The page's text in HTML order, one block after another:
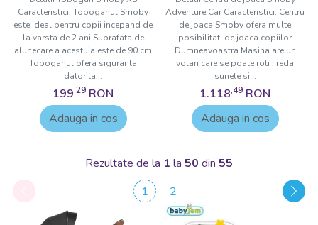
Caracteristici: Toboganul Smoby
este ideal pentru copii incepand de
la varsta de 2 ani Suprafata de
alunecare a acestuia este de 90 cm
Toboganul ofera siguranta
datorita...
199,29 RON
Adauga in cos
Adventure Car Caracteristici: Centru
de joaca Smoby ofera multe
posibilitati de joaca copiilor
Dumneavoastra Masina are un
volan care se poate roti , reda
sunete si...
1.118,49 RON
Adauga in cos
Rezultate de la 1 la 50 din 55
1
2